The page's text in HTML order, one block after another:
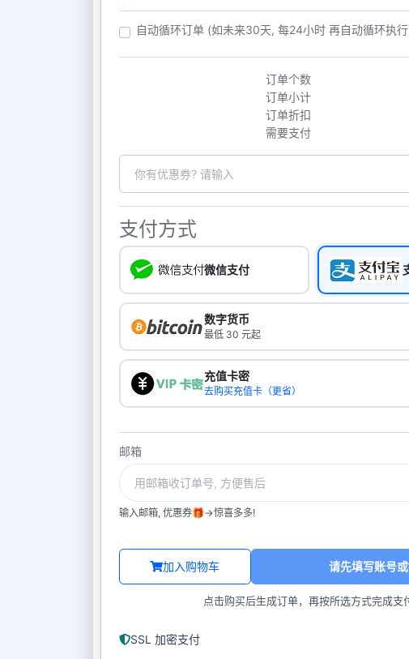
自动循环订单 (如未来30天, 每24小时 再自动循环执
订单个数
订单小计
订单折扣
需要支付
支付方式
微信支付
数字货币
最低 30 元起
充值卡密
去购买充值卡（更省）
邮箱
输入邮箱, 优惠券🎁->惊喜多多!
加入购物车 请先填写账号
点击购买后生成订单，再按所选方式完成支
SSL 加密支付